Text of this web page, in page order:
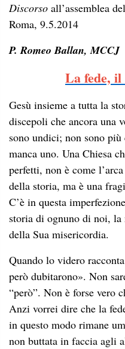
Discorso all’assemblea
Roma, 9.5.2014
P. Romeo Ballan, MCCJ
La fede,
Gesù insieme a tutta la
discepoli che ancora una
sono undici; non sono
manca uno. Una Chiesa
perfetti, non è come
della storia, ma è una
C’è in questa
storia di ognuno di noi, la
della Sua misericordia.
Quando lo videro
però dubitarono». Non
“però”. Non è forse vero
Anzi vorrei dire che la
in questo modo rimane
non buttata in faccia agli